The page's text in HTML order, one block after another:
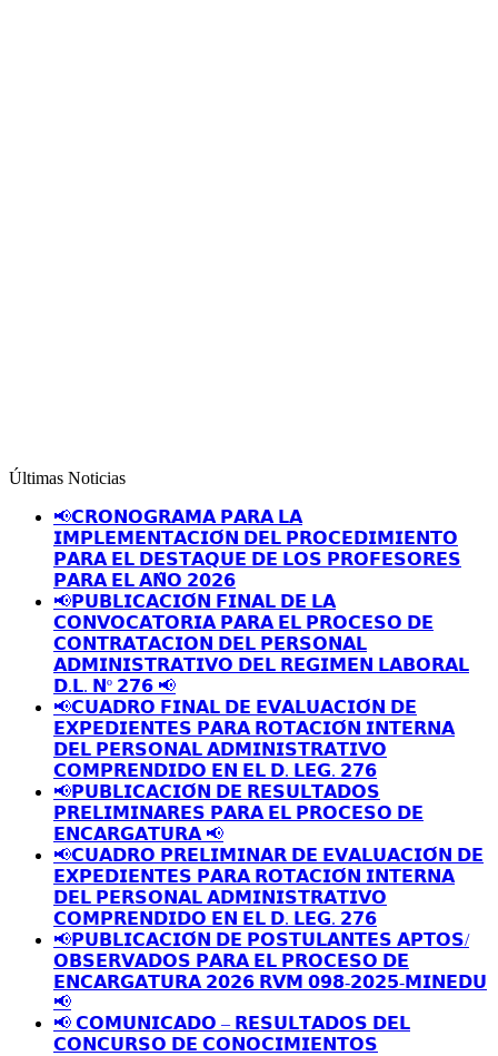
Últimas Noticias
📢𝗖𝗥𝗢𝗡𝗢𝗚𝗥𝗔𝗠𝗔 𝗣𝗔𝗥𝗔 𝗟𝗔
𝗜𝗠𝗣𝗟𝗘𝗠𝗘𝗡𝗧𝗔𝗖𝗜𝗢́𝗡 𝗗𝗘𝗟 𝗣𝗥𝗢𝗖𝗘𝗗𝗜𝗠𝗜𝗘𝗡𝗧𝗢
𝗣𝗔𝗥𝗔 𝗘𝗟 𝗗𝗘𝗦𝗧𝗔𝗤𝗨𝗘 𝗗𝗘 𝗟𝗢𝗦 𝗣𝗥𝗢𝗙𝗘𝗦𝗢𝗥𝗘𝗦
𝗣𝗔𝗥𝗔 𝗘𝗟 𝗔𝗡̃𝗢 𝟮𝟬𝟮𝟲
📢𝗣𝗨𝗕𝗟𝗜𝗖𝗔𝗖𝗜𝗢́𝗡 𝗙𝗜𝗡𝗔𝗟 𝗗𝗘 𝗟𝗔
𝗖𝗢𝗡𝗩𝗢𝗖𝗔𝗧𝗢𝗥𝗜𝗔 𝗣𝗔𝗥𝗔 𝗘𝗟 𝗣𝗥𝗢𝗖𝗘𝗦𝗢 𝗗𝗘
𝗖𝗢𝗡𝗧𝗥𝗔𝗧𝗔𝗖𝗜𝗢𝗡 𝗗𝗘𝗟 𝗣𝗘𝗥𝗦𝗢𝗡𝗔𝗟
𝗔𝗗𝗠𝗜𝗡𝗜𝗦𝗧𝗥𝗔𝗧𝗜𝗩𝗢 𝗗𝗘𝗟 𝗥𝗘𝗚𝗜𝗠𝗘𝗡 𝗟𝗔𝗕𝗢𝗥𝗔𝗟
𝗗.𝗟. 𝗡º 𝟮𝟳𝟲 📢
📢𝗖𝗨𝗔𝗗𝗥𝗢 𝗙𝗜𝗡𝗔𝗟 𝗗𝗘 𝗘𝗩𝗔𝗟𝗨𝗔𝗖𝗜𝗢́𝗡 𝗗𝗘
𝗘𝗫𝗣𝗘𝗗𝗜𝗘𝗡𝗧𝗘𝗦 𝗣𝗔𝗥𝗔 𝗥𝗢𝗧𝗔𝗖𝗜𝗢́𝗡 𝗜𝗡𝗧𝗘𝗥𝗡𝗔
𝗗𝗘𝗟 𝗣𝗘𝗥𝗦𝗢𝗡𝗔𝗟 𝗔𝗗𝗠𝗜𝗡𝗜𝗦𝗧𝗥𝗔𝗧𝗜𝗩𝗢
𝗖𝗢𝗠𝗣𝗥𝗘𝗡𝗗𝗜𝗗𝗢 𝗘𝗡 𝗘𝗟 𝗗. 𝗟𝗘𝗚. 𝟮𝟳𝟲
📢𝗣𝗨𝗕𝗟𝗜𝗖𝗔𝗖𝗜𝗢́𝗡 𝗗𝗘 𝗥𝗘𝗦𝗨𝗟𝗧𝗔𝗗𝗢𝗦
𝗣𝗥𝗘𝗟𝗜𝗠𝗜𝗡𝗔𝗥𝗘𝗦 𝗣𝗔𝗥𝗔 𝗘𝗟 𝗣𝗥𝗢𝗖𝗘𝗦𝗢 𝗗𝗘
𝗘𝗡𝗖𝗔𝗥𝗚𝗔𝗧𝗨𝗥𝗔 📢
📢𝗖𝗨𝗔𝗗𝗥𝗢 𝗣𝗥𝗘𝗟𝗜𝗠𝗜𝗡𝗔𝗥 𝗗𝗘 𝗘𝗩𝗔𝗟𝗨𝗔𝗖𝗜𝗢́𝗡 𝗗𝗘
𝗘𝗫𝗣𝗘𝗗𝗜𝗘𝗡𝗧𝗘𝗦 𝗣𝗔𝗥𝗔 𝗥𝗢𝗧𝗔𝗖𝗜𝗢́𝗡 𝗜𝗡𝗧𝗘𝗥𝗡𝗔
𝗗𝗘𝗟 𝗣𝗘𝗥𝗦𝗢𝗡𝗔𝗟 𝗔𝗗𝗠𝗜𝗡𝗜𝗦𝗧𝗥𝗔𝗧𝗜𝗩𝗢
𝗖𝗢𝗠𝗣𝗥𝗘𝗡𝗗𝗜𝗗𝗢 𝗘𝗡 𝗘𝗟 𝗗. 𝗟𝗘𝗚. 𝟮𝟳𝟲
📢𝗣𝗨𝗕𝗟𝗜𝗖𝗔𝗖𝗜𝗢́𝗡 𝗗𝗘 𝗣𝗢𝗦𝗧𝗨𝗟𝗔𝗡𝗧𝗘𝗦 𝗔𝗣𝗧𝗢𝗦/
𝗢𝗕𝗦𝗘𝗥𝗩𝗔𝗗𝗢𝗦 𝗣𝗔𝗥𝗔 𝗘𝗟 𝗣𝗥𝗢𝗖𝗘𝗦𝗢 𝗗𝗘
𝗘𝗡𝗖𝗔𝗥𝗚𝗔𝗧𝗨𝗥𝗔 𝟮𝟬𝟮𝟲 𝗥𝗩𝗠 𝟬𝟵𝟴-𝟮𝟬𝟮𝟱-𝗠𝗜𝗡𝗘𝗗𝗨
📢
📢 𝗖𝗢𝗠𝗨𝗡𝗜𝗖𝗔𝗗𝗢 – 𝗥𝗘𝗦𝗨𝗟𝗧𝗔𝗗𝗢𝗦 𝗗𝗘𝗟
𝗖𝗢𝗡𝗖𝗨𝗥𝗦𝗢 𝗗𝗘 𝗖𝗢𝗡𝗢𝗖𝗜𝗠𝗜𝗘𝗡𝗧𝗢𝗦